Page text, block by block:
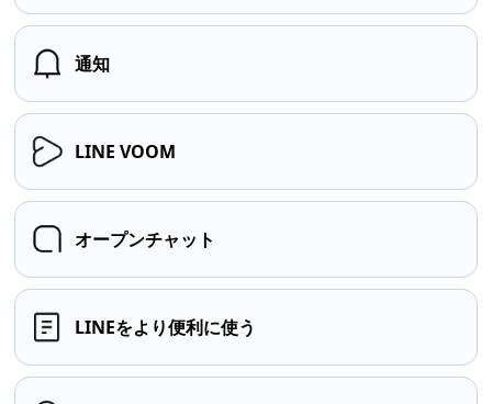
通知
LINE VOOM
オープンチャット
LINEをより便利に使う